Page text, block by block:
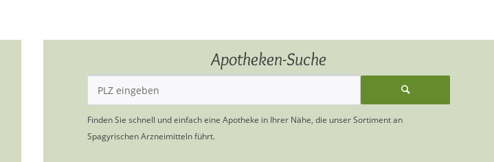
Apotheken-Suche
Finden Sie schnell und einfach eine Apotheke in Ihrer Nähe, die unser Sortiment an
Spagyrischen Arzneimitteln führt.